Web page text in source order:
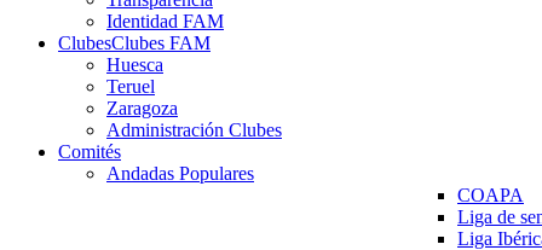
Identidad FAM
ClubesClubes FAM
Huesca
Teruel
Zaragoza
Administración Clubes
Comités
Andadas Populares
COAPA
Liga de
Liga